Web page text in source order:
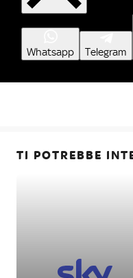
Whatsapp Telegram
TI POTREBBE